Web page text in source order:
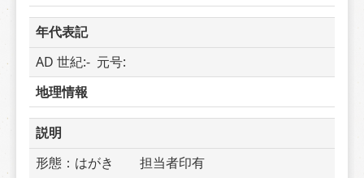
年代表記
AD 世紀:-  元号:
地理情報
説明
形態：はがき　　担当者印有